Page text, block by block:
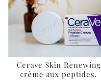
Cerave Skin Renewing
crème aux peptides.